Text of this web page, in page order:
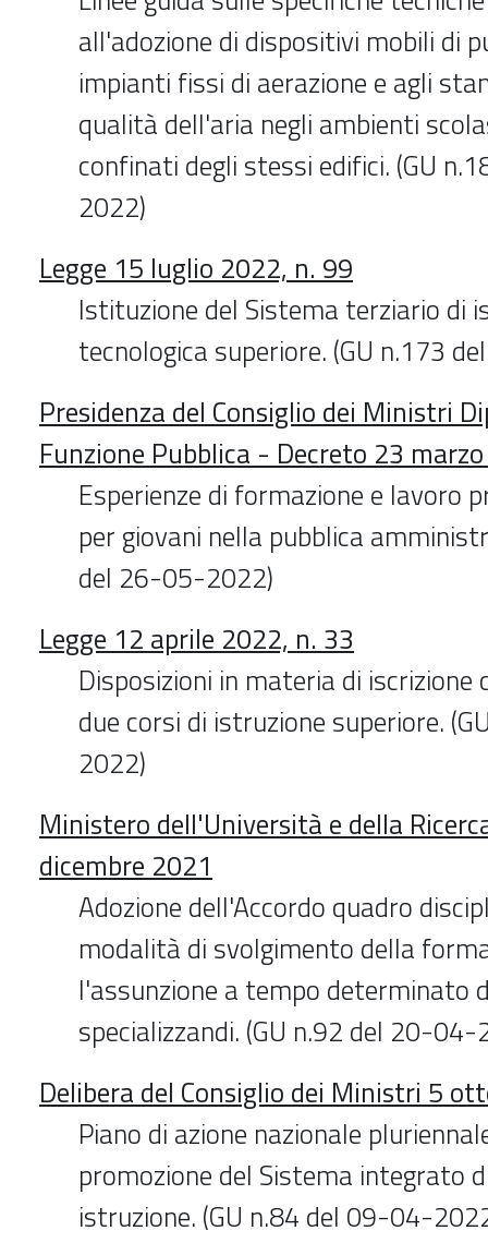
all'adozione di dispositivi mobili di
impianti fissi di aerazione e agli
qualità dell'aria negli ambienti
confinati degli stessi edifici. (GU
2022)
Legge 15 luglio 2022, n. 99
Istituzione del Sistema terziario di
tecnologica superiore. (GU n.173
Presidenza del Consiglio dei Ministri
Funzione Pubblica - Decreto 23
Esperienze di formazione e lavoro
per giovani nella pubblica
del 26-05-2022)
Legge 12 aprile 2022, n. 33
Disposizioni in materia di iscrizione
due corsi di istruzione superiore.
2022)
Ministero dell'Università e della
dicembre 2021
Adozione dell'Accordo quadro
modalità di svolgimento della
l'assunzione a tempo determinato
specializzandi. (GU n.92 del 20-
Delibera del Consiglio dei Ministri 5
Piano di azione nazionale
promozione del Sistema integrato
istruzione. (GU n.84 del 09-04-